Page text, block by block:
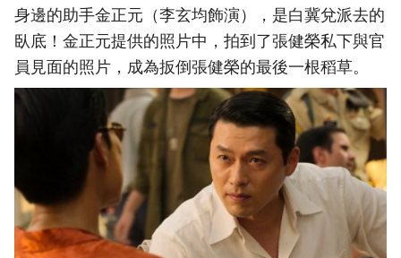
身邊的助手金正元（李玄均飾演），是白冀兌派去的
臥底！金正元提供的照片中，拍到了張健榮私下與官
員見面的照片，成為扳倒張健榮的最後一根稻草。